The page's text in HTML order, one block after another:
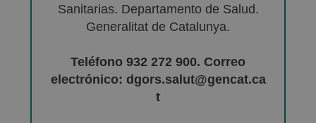
Sanitarias. Departamento de Salud.
Generalitat de Catalunya.
Teléfono 932 272 900. Correo
electrónico: dgors.salut@gencat.ca
t